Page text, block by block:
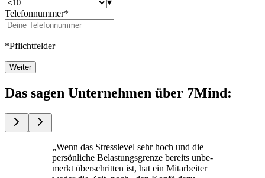
▾
Telefonnummer*
*Pflichtfelder
Weiter
Das sagen Unternehmen über 7Mind:
„Wenn das Stress­le­vel sehr hoch und die
per­sön­li­che Belas­tungs­grenze bereits unbe­
merkt über­schrit­ten ist, hat ein Mit­ar­bei­ter